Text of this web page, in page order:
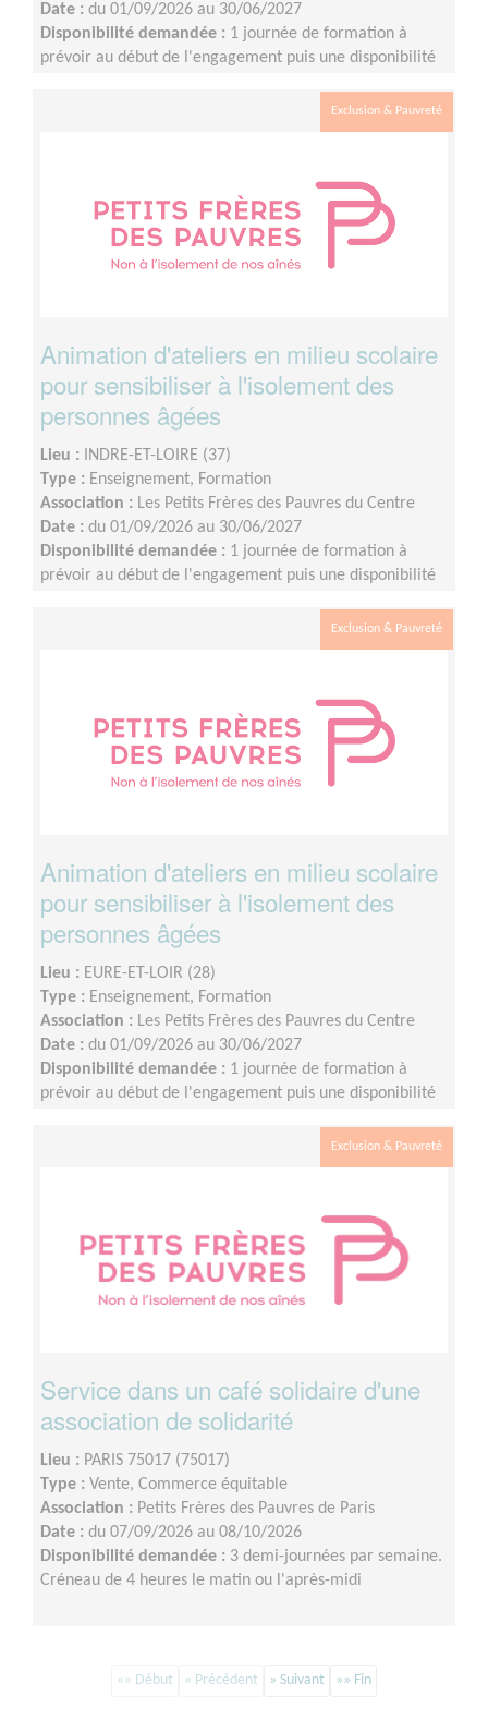
Date : du 01/09/2026 au 30/06/2027
Disponibilité demandée : 1 journée de formation à
prévoir au début de l'engagement puis une disponibilité
Exclusion & Pauvreté
Animation d'ateliers en milieu scolaire
pour sensibiliser à l'isolement des
personnes âgées
Lieu : INDRE-ET-LOIRE (37)
Type : Enseignement, Formation
Association : Les Petits Frères des Pauvres du Centre
Date : du 01/09/2026 au 30/06/2027
Disponibilité demandée : 1 journée de formation à
prévoir au début de l'engagement puis une disponibilité
Exclusion & Pauvreté
Animation d'ateliers en milieu scolaire
pour sensibiliser à l'isolement des
personnes âgées
Lieu : EURE-ET-LOIR (28)
Type : Enseignement, Formation
Association : Les Petits Frères des Pauvres du Centre
Date : du 01/09/2026 au 30/06/2027
Disponibilité demandée : 1 journée de formation à
prévoir au début de l'engagement puis une disponibilité
Exclusion & Pauvreté
Service dans un café solidaire d'une
association de solidarité
Lieu : PARIS 75017 (75017)
Type : Vente, Commerce équitable
Association : Petits Frères des Pauvres de Paris
Date : du 07/09/2026 au 08/10/2026
Disponibilité demandée : 3 demi-journées par semaine.
Créneau de 4 heures le matin ou l'après-midi
«« Début « Précédent » Suivant »» Fin